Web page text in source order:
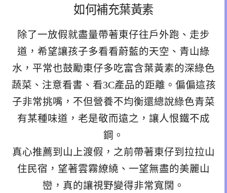
如何補充葉黃素
除了一放假就盡量帶著東仔往戶外跑、走步
道，希望讓孩子多看看蔚藍的天空、青山綠
水，平常也鼓勵東仔多吃富含葉黃素的深綠色
蔬菜、注意看書、看3C產品的距離。偏偏這孩
子非常挑嘴，不但營養不均衡還總說綠色青菜
有某種味道，老是敬而遠之，讓人恨鐵不成
鋼。
真心推薦到山上渡假，之前帶著東仔到拉拉山
住民宿，望著雲霧繚繞、一望無盡的美麗山
巒，真的讓視野變得非常寬闊。